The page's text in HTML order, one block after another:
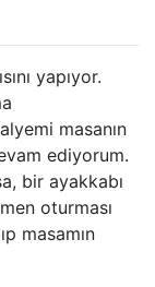
yapıyor.
masanın
ediyorum.
bir ayakkabı
oturması
masamın